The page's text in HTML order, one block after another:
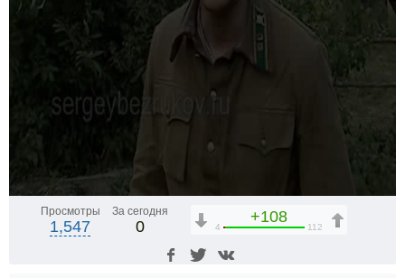
Просмотры
1,547
За сегодня
0
+108
4 112